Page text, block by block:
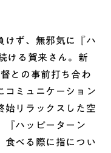
ず、無邪気に『ハ
ける賀来さん。新
との事前打ち合わ
コミュニケーション
始リラックスした空
『ハッピーターン
食べる際に指につい